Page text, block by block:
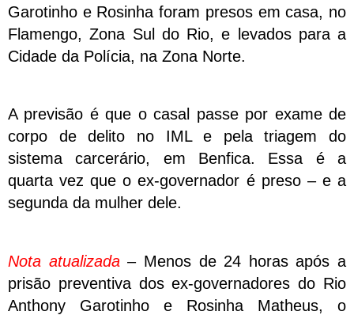
Garotinho e Rosinha foram presos em casa, no
Flamengo, Zona Sul do Rio, e levados para a
Cidade da Polícia, na Zona Norte.
A previsão é que o casal passe por exame de
corpo de delito no IML e pela triagem do
sistema carcerário, em Benfica. Essa é a
quarta vez que o ex-governador é preso – e a
segunda da mulher dele.
Nota atualizada– Menos de 24 horas após a
prisão preventiva dos ex-governadores do Rio
Anthony Garotinho e Rosinha Matheus, o